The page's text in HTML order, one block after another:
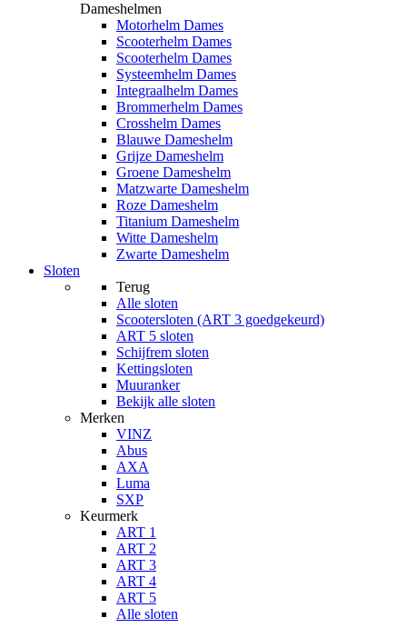
Dameshelmen
Motorhelm Dames
Scooterhelm Dames
Scooterhelm Dames
Systeemhelm Dames
Integraalhelm Dames
Brommerhelm Dames
Crosshelm Dames
Blauwe Dameshelm
Grijze Dameshelm
Groene Dameshelm
Matzwarte Dameshelm
Roze Dameshelm
Titanium Dameshelm
Witte Dameshelm
Zwarte Dameshelm
Sloten
Terug
Alle sloten
Scootersloten (ART 3 goedgekeurd)
ART 5 sloten
Schijfrem sloten
Kettingsloten
Muuranker
Bekijk alle sloten
Merken
VINZ
Abus
AXA
Luma
SXP
Keurmerk
ART 1
ART 2
ART 3
ART 4
ART 5
Alle sloten